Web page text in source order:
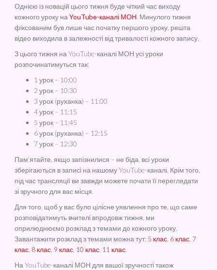
Однією із новацій цього тижня буде чіткий час виходу
кожного уроку на YouTube-каналі МОН. Минулого тижня
фіксованим був лише час початку першого уроку, решта
відео виходила в залежності від тривалості кожного запису.
З цього тижня на YouTube-каналі МОН усі уроки
розпочинатимуться так:
1 урок – 10:00
2 урок – 10:30
3 урок (руханка) – 11:00
4 урок – 11:15
5 урок – 11:45
6 урок (руханка) – 12:15
7 урок – 12:30
Пам’ятайте, якщо запізнилися – не біда, всі уроки
зберігаються в записі на нашому YouTube-каналі. Крім того,
під час трансляції ви завжди можете почати її переглядати
зі зручного для вас місця.
Для того, щоб у вас було цілісне уявлення про те, що саме
розповідатимуть вчителі впродовж тижня, ми
оприлюднюємо розклад з темами до кожного уроку.
Завантажити розклад з темами можна тут: 5 клас 6 клас 7
клас 8 клас 9 клас 10 клас 11 клас.
На YouTube-каналі МОН для вашої зручності також